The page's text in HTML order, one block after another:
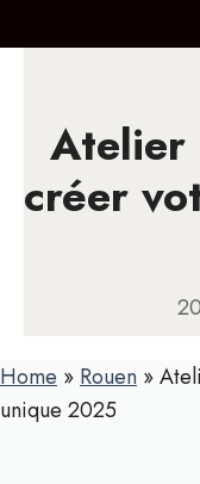
au
Atelier
créer
Home » Rouen »
unique 2025